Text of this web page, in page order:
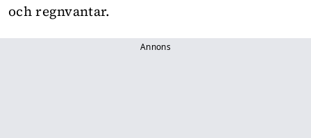
och regnvantar.
Annons